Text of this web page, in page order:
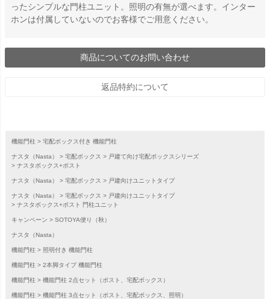
ったシンプルな門柱ユニット。照明の有無が選べます。インター
ホンは付属していないのでお客様でご用意ください。
商品についてのお問い合わせ
返品特約について
機能門柱 宅配ボックス付き 機能門柱
ナスタ（Nasta） 宅配ボックス
戸建て向け宅配ボックスシリーズ
ナスタボックス+ポスト
ナスタ（Nasta） 宅配ボックス 戸建向けユニットタイプ
ナスタ（Nasta） 宅配ボックス
戸建向けユニットタイプ
ナスタボックス+ポスト 門柱ユニット
キャンペーン SOTOYA便り（秋）
ナスタ（Nasta）
機能門柱 照明付き 機能門柱
機能門柱 2本脚タイプ 機能門柱
機能門柱 機能門柱 2点セット（ポスト、宅配ボックス）
機能門柱 機能門柱 3点セット（ポスト、宅配ボックス、照明）